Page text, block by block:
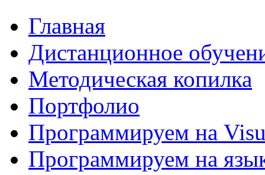
Главная
Дистанционное
Методическая копилка
Портфолио
Программируем на
Программируем на